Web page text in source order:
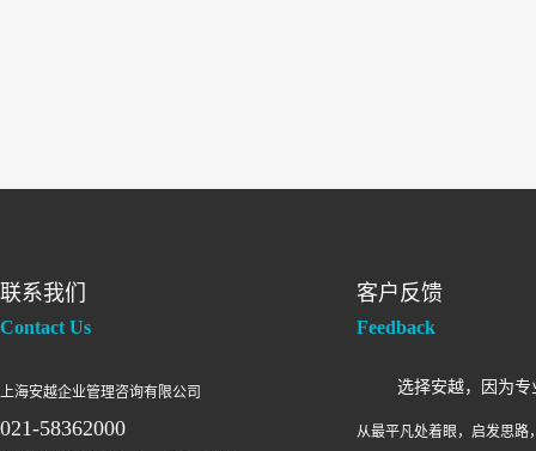
联系我们
Contact Us
上海安越企业管理咨询有限公司
021-58362000
客户反馈
Feedback
选择安越，因为专
从最平凡处着眼，启发思路